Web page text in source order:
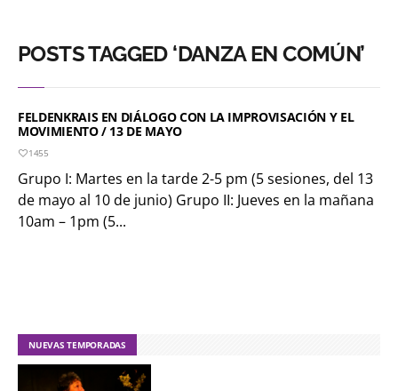
POSTS TAGGED ‘DANZA EN COMÚN’
FELDENKRAIS EN DIÁLOGO CON LA IMPROVISACIÓN Y EL
MOVIMIENTO / 13 DE MAYO
1455
Grupo I: Martes en la tarde 2-5 pm (5 sesiones, del 13
de mayo al 10 de junio) Grupo II: Jueves en la mañana
10am – 1pm (5...
NUEVAS TEMPORADAS